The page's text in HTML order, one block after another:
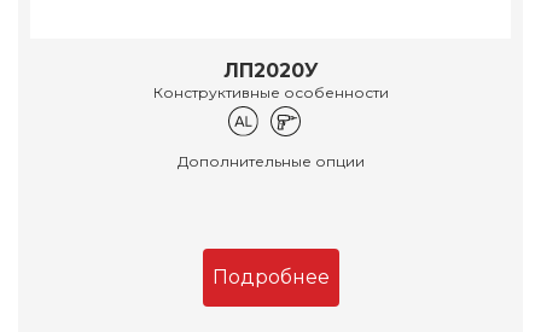
ЛП2020У
Конструктивные особенности
Дополнительные опции
Подробнее